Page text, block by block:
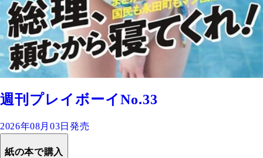
週刊プレイボーイNo.33
2026年08月03日発売
紙の本で購入